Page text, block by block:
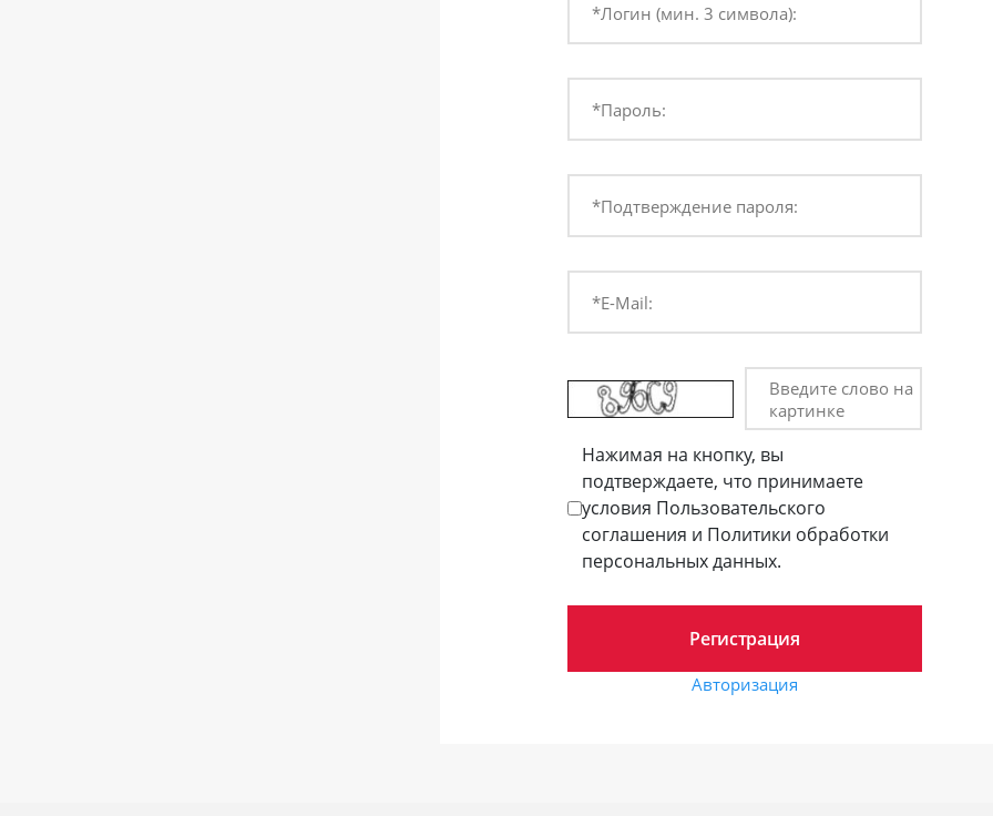
*Логин (мин. 3 символа):
*Пароль:
*Подтверждение пароля:
*E-Mail:
Введите слово на
картинке
Нажимая на кнопку, вы
подтверждаете, что принимаете
условия Пользовательского
соглашения и Политики обработки
персональных данных.
Авторизация